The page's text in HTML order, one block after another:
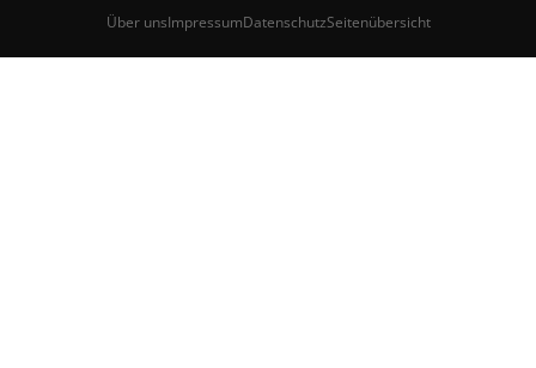
Über unsImpressumDatenschutzSeitenübersicht